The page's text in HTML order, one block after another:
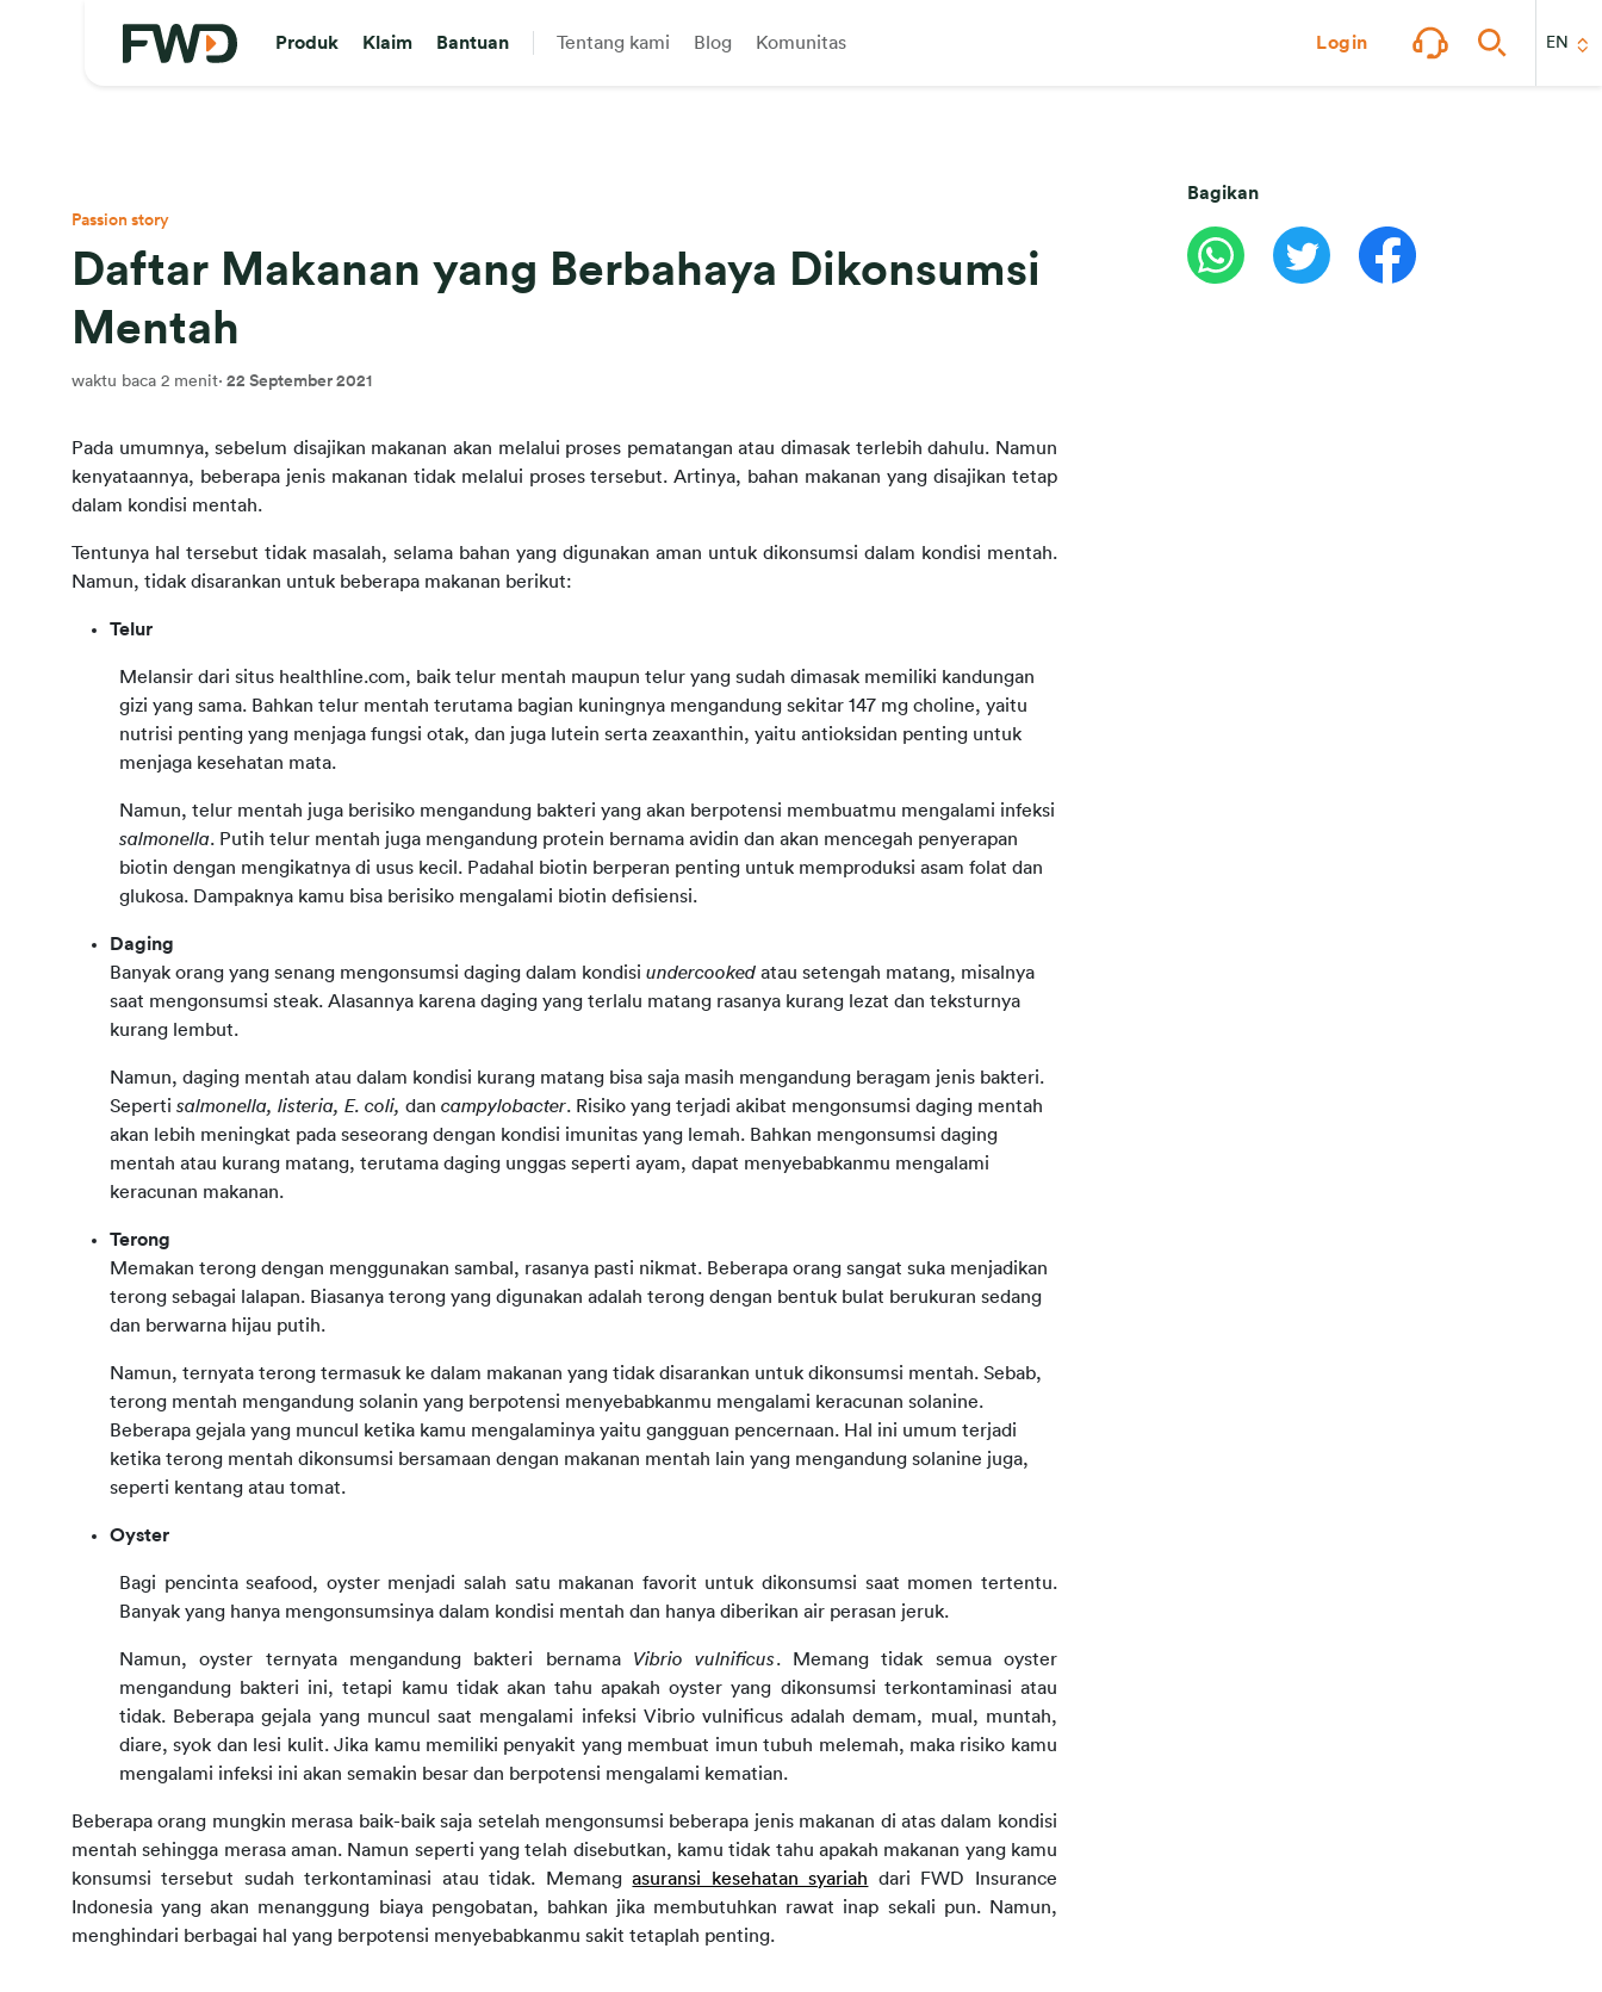
Produk Klaim Bantuan Tentang kami Blog Komunitas Login EN
Passion story
Daftar Makanan yang Berbahaya Dikonsumsi
Mentah
waktu baca 2 menit· 22 September 2021
Pada umumnya, sebelum disajikan makanan akan melalui proses pematangan atau dimasak terlebih dahulu. Namun
kenyataannya, beberapa jenis makanan tidak melalui proses tersebut. Artinya, bahan makanan yang disajikan tetap
dalam kondisi mentah.
Tentunya hal tersebut tidak masalah, selama bahan yang digunakan aman untuk dikonsumsi dalam kondisi mentah.
Namun, tidak disarankan untuk beberapa makanan berikut:
Telur
Melansir dari situs healthline.com, baik telur mentah maupun telur yang sudah dimasak memiliki kandungan
gizi yang sama. Bahkan telur mentah terutama bagian kuningnya mengandung sekitar 147 mg choline, yaitu
nutrisi penting yang menjaga fungsi otak, dan juga lutein serta zeaxanthin, yaitu antioksidan penting untuk
menjaga kesehatan mata.
salmonella. Putih telur mentah juga mengandung protein bernama avidin dan akan mencegah penyerapan
biotin dengan mengikatnya di usus kecil. Padahal biotin berperan penting untuk memproduksi asam folat dan
glukosa. Dampaknya kamu bisa berisiko mengalami biotin defisiensi.
Daging
Banyak orang yang senang mengonsumsi daging dalam kondisi undercooked atau setengah matang, misalnya
saat mengonsumsi steak. Alasannya karena daging yang terlalu matang rasanya kurang lezat dan teksturnya
kurang lembut.
Namun, daging mentah atau dalam kondisi kurang matang bisa saja masih mengandung beragam jenis bakteri.
Seperti salmonella, listeria, E. coli, dan campylobacter. Risiko yang terjadi akibat mengonsumsi daging mentah
akan lebih meningkat pada seseorang dengan kondisi imunitas yang lemah. Bahkan mengonsumsi daging
mentah atau kurang matang, terutama daging unggas seperti ayam, dapat menyebabkanmu mengalami
keracunan makanan.
Terong
Memakan terong dengan menggunakan sambal, rasanya pasti nikmat. Beberapa orang sangat suka menjadikan
terong sebagai lalapan. Biasanya terong yang digunakan adalah terong dengan bentuk bulat berukuran sedang
dan berwarna hijau putih.
Namun, ternyata terong termasuk ke dalam makanan yang tidak disarankan untuk dikonsumsi mentah. Sebab,
terong mentah mengandung solanin yang berpotensi menyebabkanmu mengalami keracunan solanine.
Beberapa gejala yang muncul ketika kamu mengalaminya yaitu gangguan pencernaan. Hal ini umum terjadi
ketika terong mentah dikonsumsi bersamaan dengan makanan mentah lain yang mengandung solanine juga,
seperti kentang atau tomat.
Oyster
Bagi pencinta seafood, oyster menjadi salah satu makanan favorit untuk dikonsumsi saat momen tertentu.
Banyak yang hanya mengonsumsinya dalam kondisi mentah dan hanya diberikan air perasan jeruk.
Namun, oyster ternyata mengandung bakteri bernama Vibrio vulnificus. Memang tidak semua oyster
mengandung bakteri ini, tetapi kamu tidak akan tahu apakah oyster yang dikonsumsi terkontaminasi atau
tidak. Beberapa gejala yang muncul saat mengalami infeksi Vibrio vulnificus adalah demam, mual, muntah,
diare, syok dan lesi kulit. Jika kamu memiliki penyakit yang membuat imun tubuh melemah, maka risiko kamu
mengalami infeksi ini akan semakin besar dan berpotensi mengalami kematian.
Beberapa orang mungkin merasa baik-baik saja setelah mengonsumsi beberapa jenis makanan di atas dalam kondisi
mentah sehingga merasa aman. Namun seperti yang telah disebutkan, kamu tidak tahu apakah makanan yang kamu
konsumsi tersebut sudah terkontaminasi atau tidak. Memang asuransi kesehatan syariah dari FWD Insurance
Indonesia yang akan menanggung biaya pengobatan, bahkan jika membutuhkan rawat inap sekali pun. Namun,
menghindari berbagai hal yang berpotensi menyebabkanmu sakit tetaplah penting.
Bagikan